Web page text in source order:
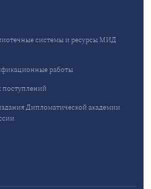
системы и ресурсы МИД
работы
поступлений
Дипломатической академии